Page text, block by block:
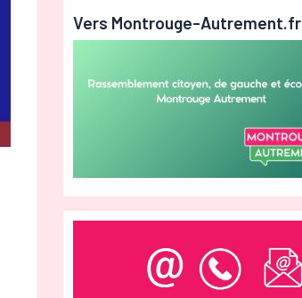
Vers Montrouge-Autrement.fr